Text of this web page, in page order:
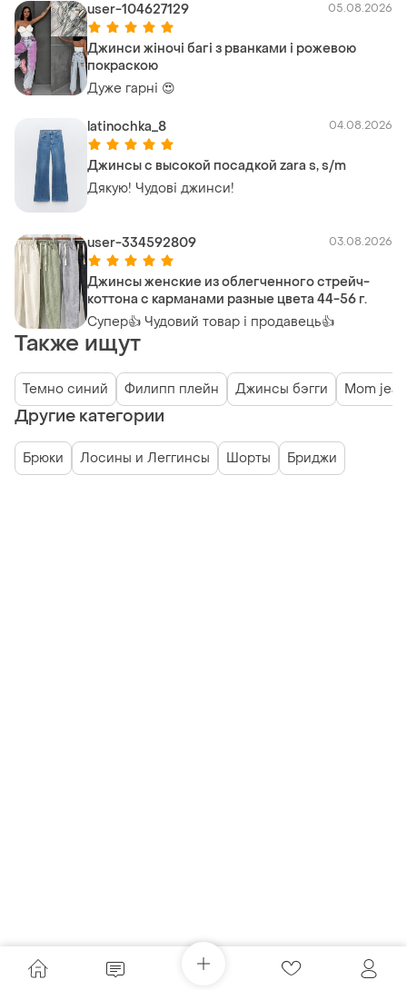
user-104627129 05.08.2026
Джинси жіночі багі з рванками і рожевою
покраскою
Дуже гарні 😍
latinochka_8 04.08.2026
Джинсы с высокой посадкой zara s, s/m
Дякую! Чудові джинси!
user-334592809 03.08.2026
Джинсы женские из облегченного стрейч-
коттона с карманами разные цвета 44-56 г.
Супер👍 Чудовий товар і продавець👍
Также ищут
Темно синий Филипп плейн Джинсы бэгги Mom
Другие категории
Брюки Лосины и Леггинсы Шорты Бриджи